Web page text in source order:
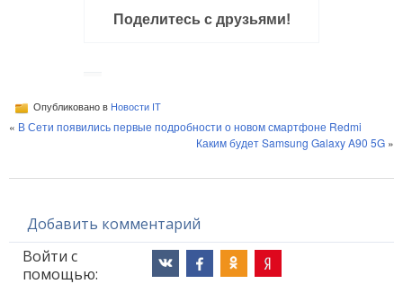
Поделитесь с друзьями!
Опубликовано в Новости IT
« В Сети появились первые подробности о новом смартфоне Redmi
Каким будет Samsung Galaxy A90 5G »
Добавить комментарий
Войти с
помощью: